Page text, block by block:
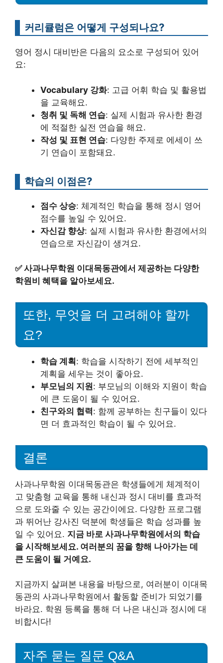
커리큘럼은 어떻게 구성되나요?
영어 정시 대비반은 다음의 요소로 구성되어 있어
요:
Vocabulary 강화: 고급 어휘 학습 및 활용법
을 교육해요.
청취 및 독해 연습: 실제 시험과 유사한 환경
에 적절한 실전 연습을 해요.
작성 및 표현 연습: 다양한 주제로 에세이 쓰
기 연습이 포함돼요.
학습의 이점은?
점수 상승: 체계적인 학습을 통해 정시 영어
점수를 높일 수 있어요.
자신감 향상: 실제 시험과 유사한 환경에서의
연습으로 자신감이 생겨요.
✅사과나무학원 이대목동관에서 제공하는 다양한
학원비 혜택을 알아보세요.
또한, 무엇을 더 고려해야 할까
요?
학습 계획: 학습을 시작하기 전에 세부적인
계획을 세우는 것이 좋아요.
부모님의 지원: 부모님의 이해와 지원이 학습
에 큰 도움이 될 수 있어요.
친구와의 협력: 함께 공부하는 친구들이 있다
면 더 효과적인 학습이 될 수 있어요.
결론
사과나무학원 이대목동관은 학생들에게 체계적이
고 맞춤형 교육을 통해 내신과 정시 대비를 효과적
으로 도와줄 수 있는 공간이에요. 다양한 프로그램
과 뛰어난 강사진 덕분에 학생들은 학습 성과를 높
일 수 있어요. 지금 바로 사과나무학원에서의 학습
을 시작해보세요. 여러분의 꿈을 향해 나아가는 데
큰 도움이 될 거예요.
지금까지 살펴본 내용을 바탕으로, 여러분이 이대목
동관의 사과나무학원에서 활동할 준비가 되었기를
바라요. 학원 등록을 통해 더 나은 내신과 정시에 대
비합시다!
자주 묻는 질문 Q&A